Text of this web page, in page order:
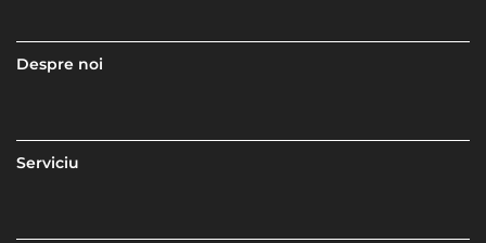
Despre noi
Serviciu